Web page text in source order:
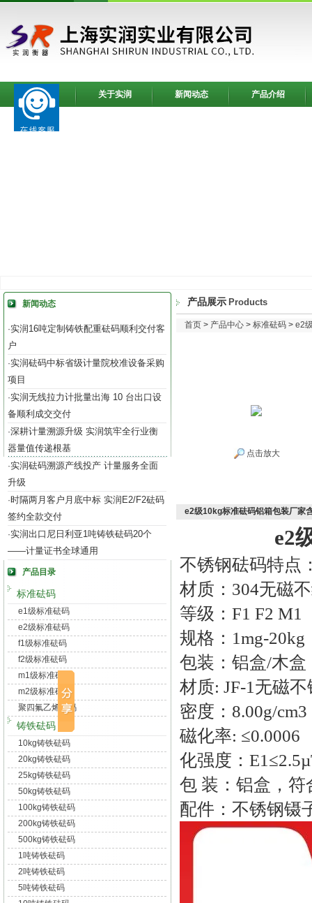
网站首页 关于实润 新闻动态 产品介绍
新闻动态
·实润16吨定制铸铁配重砝码顺利交付客
户
·实润砝码中标省级计量院校准设备采购
项目
·实润无线拉力计批量出海 10 台出口设
备顺利成交交付
·深耕计量溯源升级 实润筑牢全行业衡
器量值传递根基
·实润砝码溯源产线投产 计量服务全面
升级
·时隔两月客户月底中标 实润E2/F2砝码
签约全款交付
·实润出口尼日利亚1吨铸铁砝码20个
——计量证书全球通用
产品目录
标准砝码
e1级标准砝码
e2级标准砝码
f1级标准砝码
f2级标准砝码
m1级标准砝码
m2级标准砝码
聚四氟乙烯砝码
铸铁砝码
10kg铸铁砝码
20kg铸铁砝码
25kg铸铁砝码
50kg铸铁砝码
100kg铸铁砝码
200kg铸铁砝码
500kg铸铁砝码
1吨铸铁砝码
2吨铸铁砝码
5吨铸铁砝码
产品展示 Products
首页 > 产品中心 > 标准砝码 > e2
点击放大
e2级10kg标准砝码铝箱包装厂家
e2
不锈钢砝码特点
材质：304无磁
等级：F1 F2 M1
规格：1mg-20kg
包装：铝盒/木盒
材质: JF-1无磁
密度：8.00g/cm3
磁化率: ≤0.0006
化强度：
包 装：铝盒，符
配件：不锈钢镊